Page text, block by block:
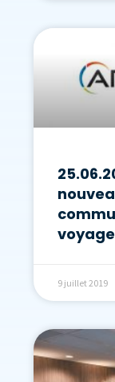
9 juillet 2019